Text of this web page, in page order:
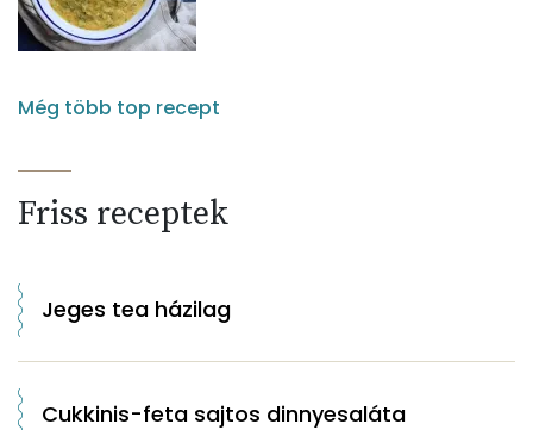
Még több top recept
Friss receptek
Jeges tea házilag
Cukkinis-feta sajtos dinnyesaláta